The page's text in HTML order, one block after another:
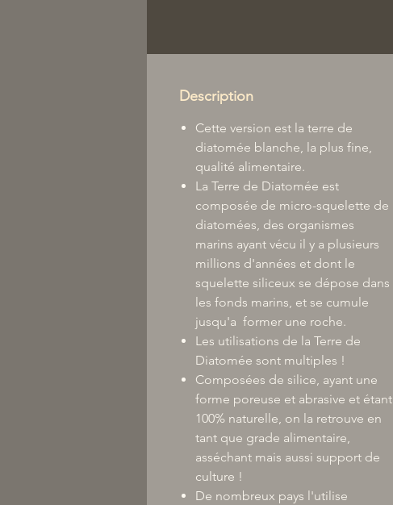
Description
Cette version est la terre de
diatomée blanche, la plus fine,
qualité alimentaire.
La Terre de Diatomée est
composée de micro-squelette de
diatomées, des organismes
marins ayant vécu il y a plusieurs
millions d'années et dont le
squelette siliceux se dépose dans
les fonds marins, et se cumule
jusqu'a former une roche.
Les utilisations de la Terre de
Diatomée sont multiples !
Composées de silice, ayant une
forme poreuse et abrasive et étant
100% naturelle, on la retrouve en
tant que grade alimentaire,
asséchant mais aussi support de
culture !
De nombreux pays l'utilise